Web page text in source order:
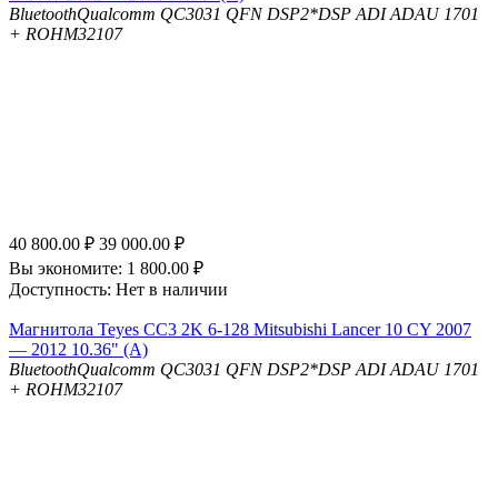
BluetoothQualcomm QC3031 QFN DSP2*DSP ADI ADAU 1701
+ ROHM32107
40 800.00 ₽ 39 000.00 ₽
Вы экономите: 1 800.00 ₽
Доступность: Нет в наличии
Магнитола Teyes CC3 2K 6-128 Mitsubishi Lancer 10 CY 2007
— 2012 10.36" (A)
BluetoothQualcomm QC3031 QFN DSP2*DSP ADI ADAU 1701
+ ROHM32107